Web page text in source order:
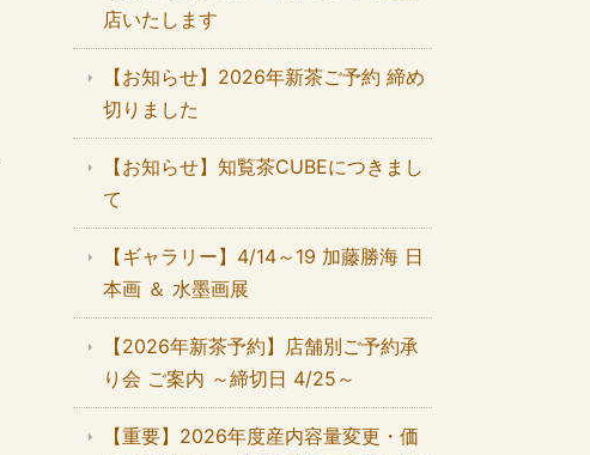
店いたします
【お知らせ】2026年新茶ご予約 締め
切りました
【お知らせ】知覧茶CUBEにつきまし
て
【ギャラリー】4/14～19 加藤勝海 日
本画 ＆ 水墨画展
【2026年新茶予約】店舗別ご予約承
り会 ご案内 ～締切日 4/25～
【重要】2026年度産内容量変更・価